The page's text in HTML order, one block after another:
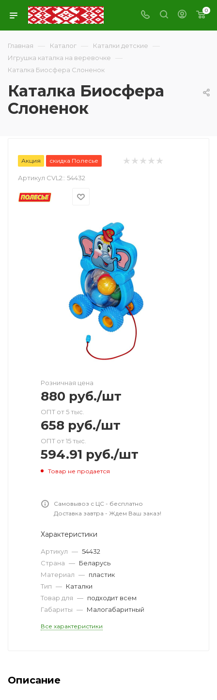
0
Главная — Каталог — Каталки детские —
Игрушка каталка на веревочке —
Каталка Биосфера Слоненок
Каталка Биосфера
Слоненок
Акция скидка Полесье
Артикул CVL2:: 54432
Розничная цена
880 руб./шт
ОПТ от 5 тыс.
658 руб./шт
ОПТ от 15 тыс.
594.91 руб./шт
Товар не продается
Самовывоз с ЦС - бесплатно
Доставка завтра - Ждем Ваш заказ!
Характеристики
Артикул — 54432
Страна — Беларусь
Материал — пластик
Тип — Каталки
Товар для — подходит всем
Габариты — Малогабаритный
Все характеристики
Описание